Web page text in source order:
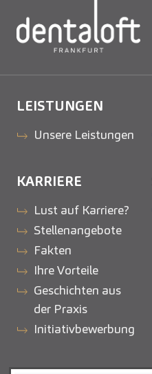
LEISTUNGEN
Unsere Leistungen
KARRIERE
Lust auf Karriere?
Stellenangebote
Fakten
Ihre Vorteile
Geschichten aus
der Praxis
Initiativbewerbung